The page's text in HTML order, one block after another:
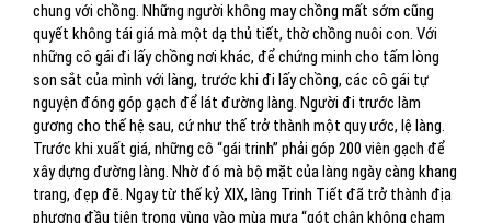
chung với chồng. Những người không may chồng mất sớm cũng
quyết không tái giá mà một dạ thủ tiết, thờ chồng nuôi con. Với
những cô gái đi lấy chồng nơi khác, để chứng minh cho tấm lòng
son sắt của mình với làng, trước khi đi lấy chồng, các cô gái tự
nguyện đóng góp gạch để lát đường làng. Người đi trước làm
gương cho thế hệ sau, cứ như thế trở thành một quy ước, lệ làng.
Trước khi xuất giá, những cô “gái trinh” phải góp 200 viên gạch để
xây dựng đường làng. Nhờ đó mà bộ mặt của làng ngày càng khang
trang, đẹp đẽ. Ngay từ thế kỷ XIX, làng Trinh Tiết đã trở thành địa
phương đầu tiên trong vùng vào mùa mưa “gót chân không chạm